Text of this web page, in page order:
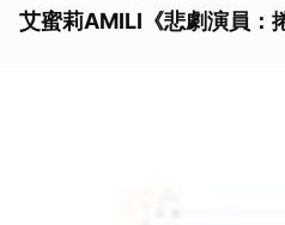
艾蜜莉AMILI《悲劇演員：